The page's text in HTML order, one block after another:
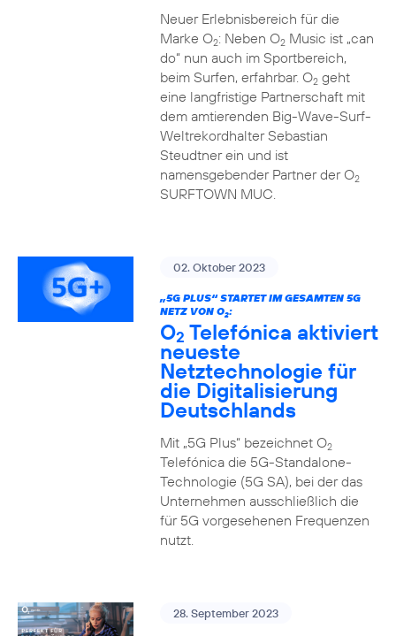
Neuer Erlebnisbereich für die
Marke O2: Neben O2Music ist „can
do“ nun auch im Sportbereich,
beim Surfen, erfahrbar. O2geht
eine langfristige Partnerschaft mit
dem amtierenden Big-Wave-Surf-
Weltrekordhalter Sebastian
Steudtner ein und ist
namensgebender Partner der O2
SURFTOWN MUC.
02. Oktober 2023
„5G PLUS“ STARTET IM GESAMTEN 5G
NETZ VON O2:
O2 Telefónica aktiviert
neueste
Netztechnologie für
die Digitalisierung
Deutschlands
Mit „5G Plus“ bezeichnet O2
Telefónica die 5G-Standalone-
Technologie (5G SA), bei der das
Unternehmen ausschließlich die
für 5G vorgesehenen Frequenzen
nutzt.
28. September 2023